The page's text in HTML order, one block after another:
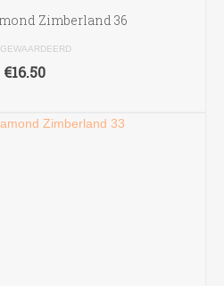
Zimberland 36
€16.50